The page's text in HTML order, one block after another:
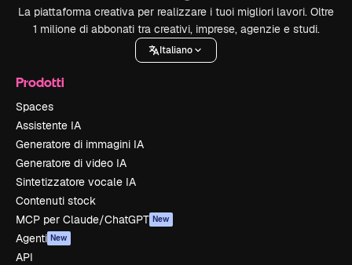
La piattaforma creativa per realizzare i tuoi migliori lavori. Oltre
1 milione di abbonati tra creativi, imprese, agenzie e studi.
Italiano
Prodotti
Spaces
Assistente IA
Generatore di immagini IA
Generatore di video IA
Sintetizzatore vocale IA
Contenuti stock
MCP per Claude/ChatGPT New
Agenti New
API